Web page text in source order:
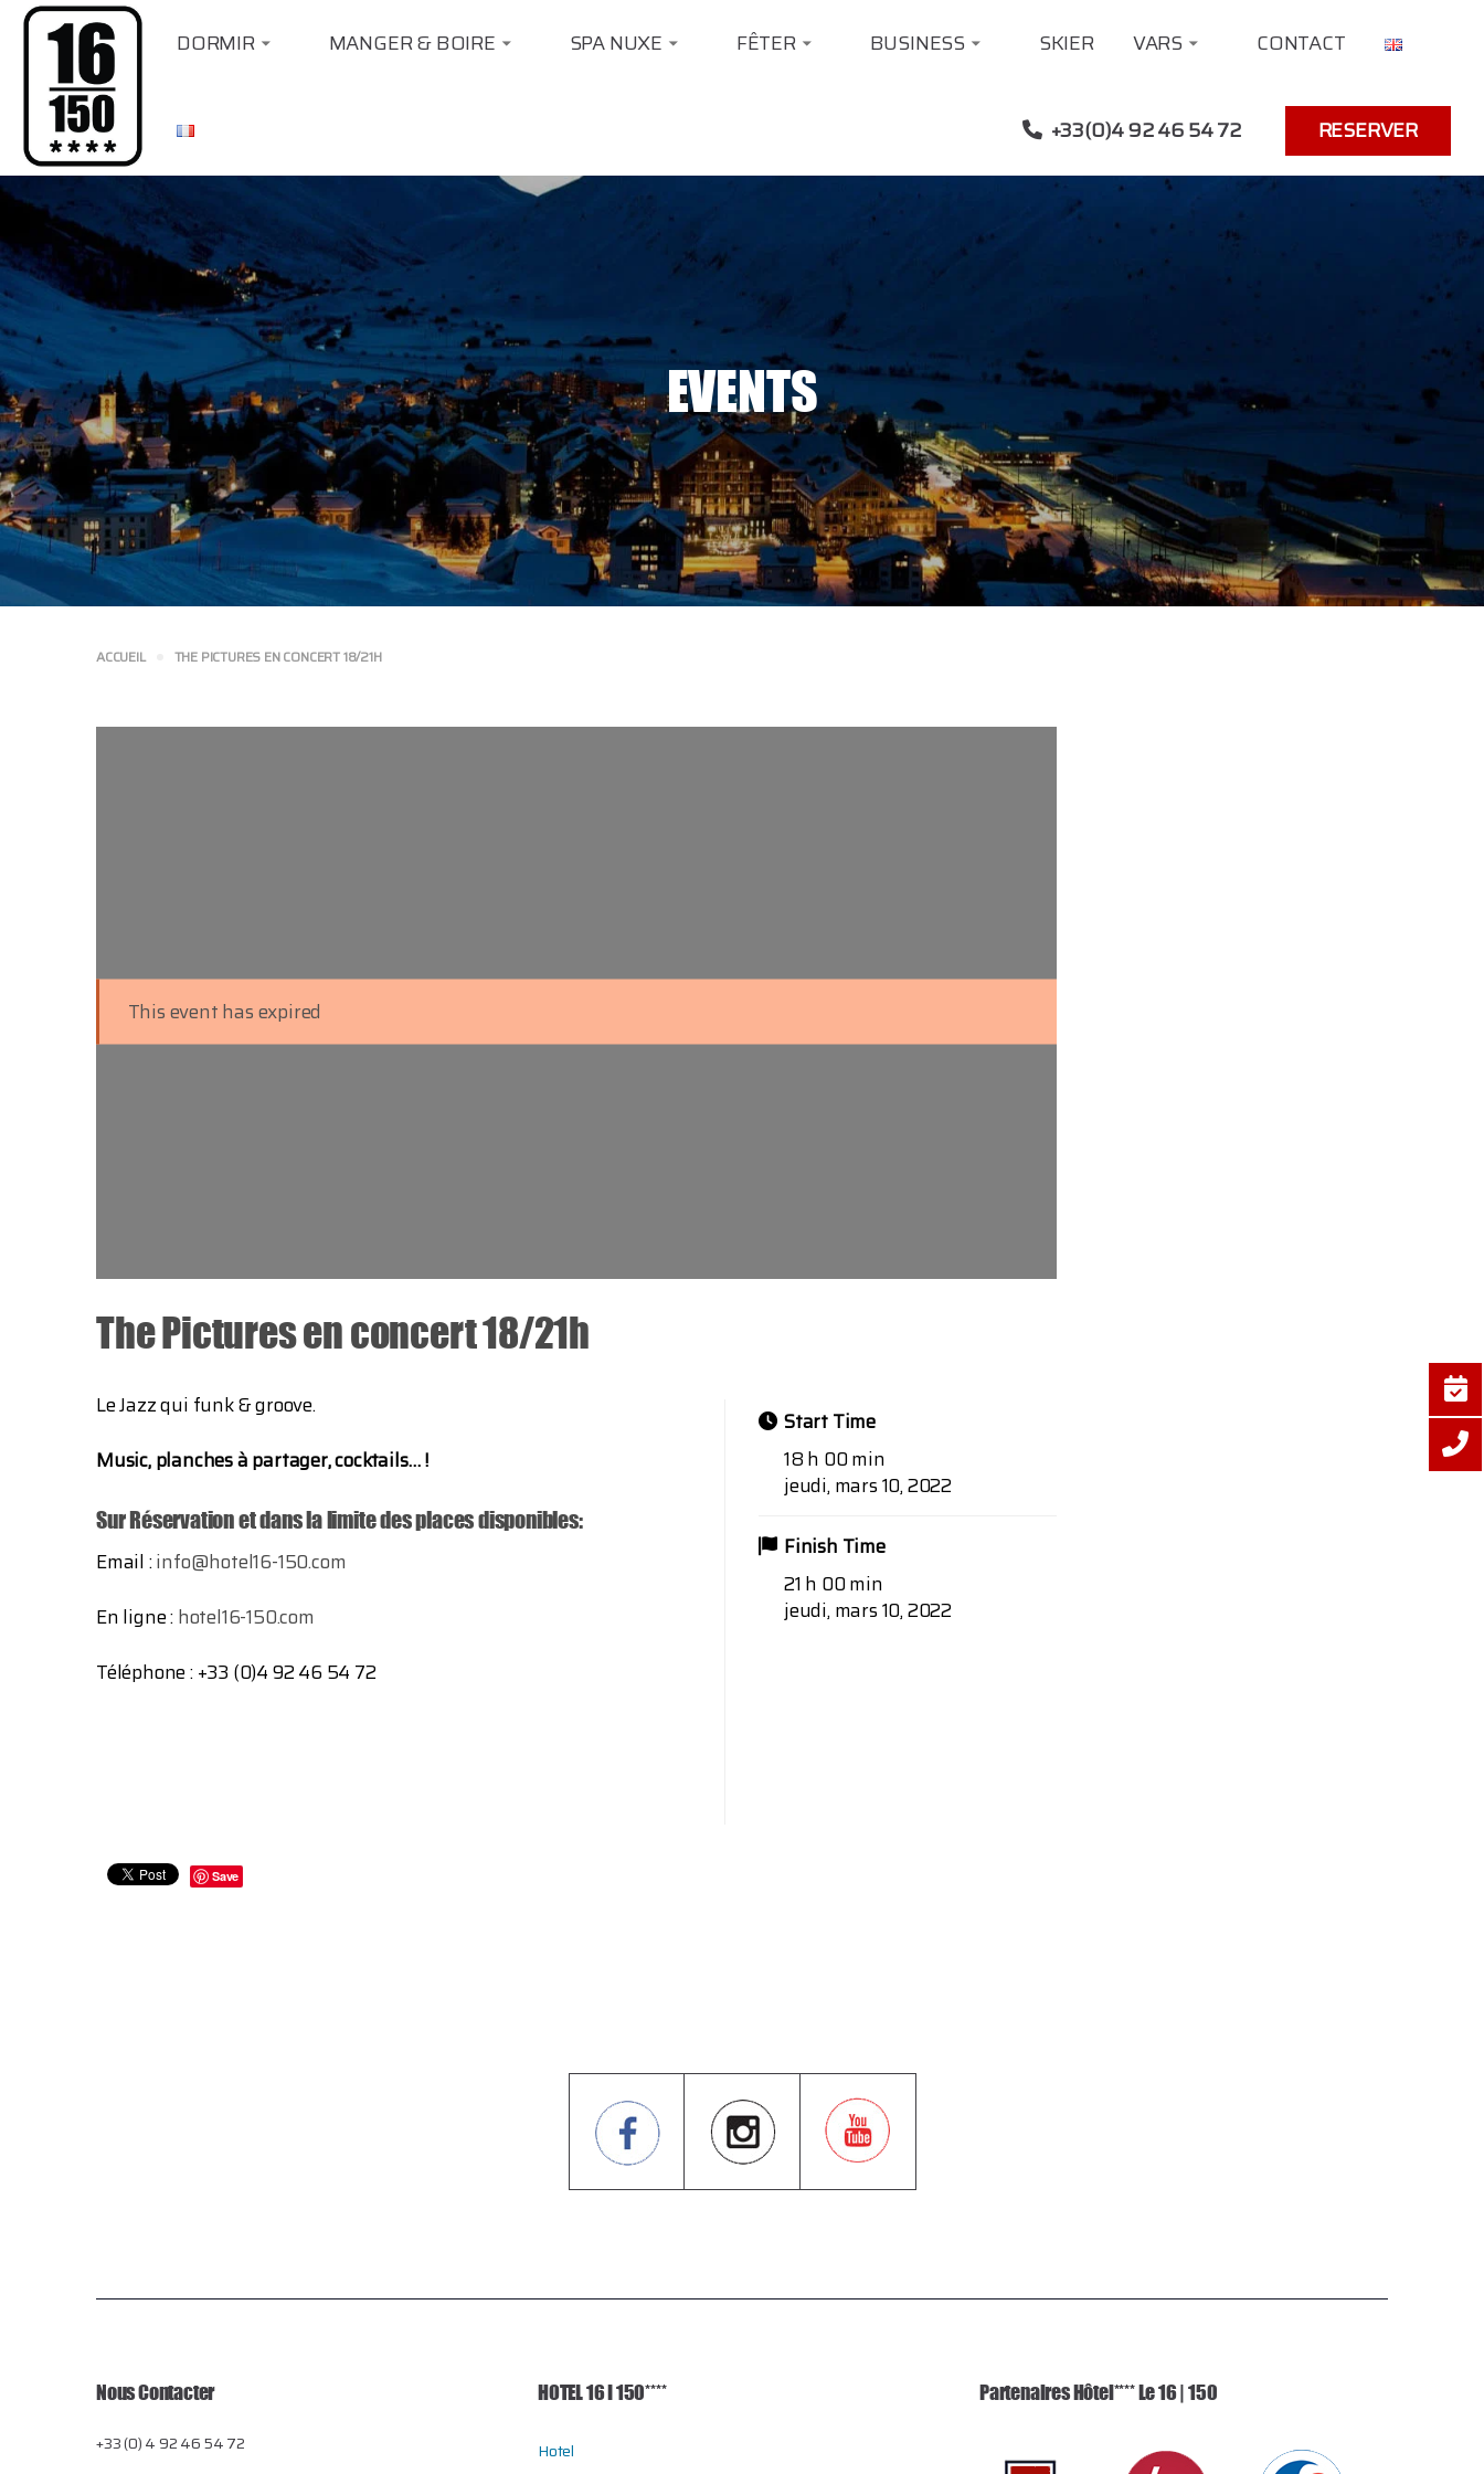
DORMIR MANGER & BOIRE SPA NUXE FÊTER BUSINESS SKIER VARS CONTACT
+33(0)4 92 46 54 72 RESERVER
EVENTS
ACCUEIL THE PICTURES EN CONCERT 18/21H
This event has expired
The Pictures en concert 18/21h
Le Jazz qui funk & groove.
Music, planches à partager, cocktails… !
Sur Réservation et dans la limite des places disponibles:
Email :info@hotel16-150.com
En ligne :hotel16-150.com
Téléphone : +33 (0)4 92 46 54 72
Start Time
18 h 00 min
jeudi, mars 10, 2022
Finish Time
21 h 00 min
jeudi, mars 10, 2022
Save
Nous Contacter
+33 (0) 4 92 46 54 72
HOTEL 16 I 150****
Hotel
Partenaires Hôtel**** Le 16 | 150